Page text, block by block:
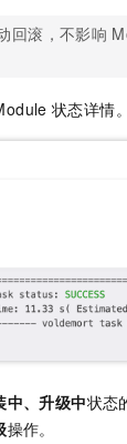
回滚，不影响
状态详情。
中、升级中状态
操作。